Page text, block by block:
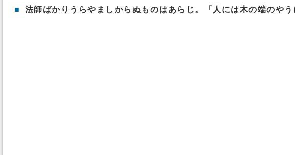
■ 法師ばかりうらやましからぬものはあらじ。「人には木の端のや